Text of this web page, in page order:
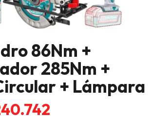
86Nm +
285Nm +
+ Lámpara